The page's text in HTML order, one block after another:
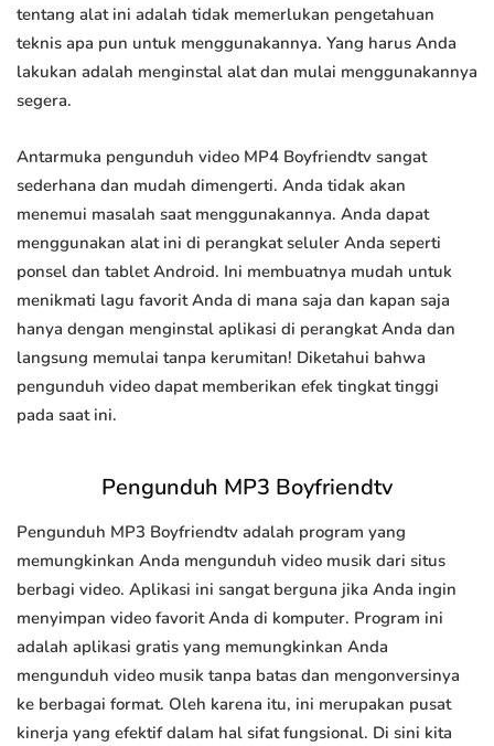
tentang alat ini adalah tidak memerlukan pengetahuan
teknis apa pun untuk menggunakannya. Yang harus Anda
lakukan adalah menginstal alat dan mulai menggunakannya
segera.
Antarmuka pengunduh video MP4 Boyfriendtv sangat
sederhana dan mudah dimengerti. Anda tidak akan
menemui masalah saat menggunakannya. Anda dapat
menggunakan alat ini di perangkat seluler Anda seperti
ponsel dan tablet Android. Ini membuatnya mudah untuk
menikmati lagu favorit Anda di mana saja dan kapan saja
hanya dengan menginstal aplikasi di perangkat Anda dan
langsung memulai tanpa kerumitan! Diketahui bahwa
pengunduh video dapat memberikan efek tingkat tinggi
pada saat ini.
Pengunduh MP3 Boyfriendtv
Pengunduh MP3 Boyfriendtv adalah program yang
memungkinkan Anda mengunduh video musik dari situs
berbagi video. Aplikasi ini sangat berguna jika Anda ingin
menyimpan video favorit Anda di komputer. Program ini
adalah aplikasi gratis yang memungkinkan Anda
mengunduh video musik tanpa batas dan mengonversinya
ke berbagai format. Oleh karena itu, ini merupakan pusat
kinerja yang efektif dalam hal sifat fungsional. Di sini kita